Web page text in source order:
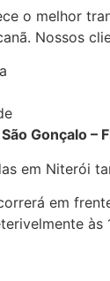
o melhor
Nossos
Gonçalo
em Niterói
em
às